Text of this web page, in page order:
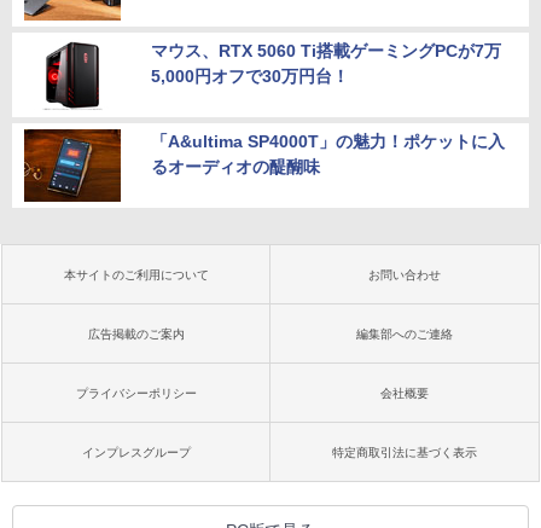
マウス、RTX 5060 Ti搭載ゲーミングPCが7万
5,000円オフで30万円台！
「A&ultima SP4000T」の魅力！ポケットに入
るオーディオの醍醐味
本サイトのご利用について お問い合わせ
広告掲載のご案内 編集部へのご連絡
プライバシーポリシー 会社概要
インプレスグループ 特定商取引法に基づく表示